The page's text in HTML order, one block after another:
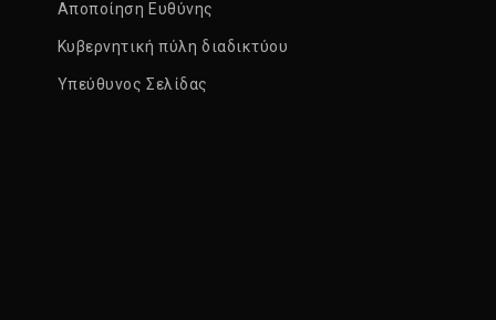
Αποποίηση Ευθύνης
Κυβερνητική πύλη διαδικτύου
Υπεύθυνος Σελίδας